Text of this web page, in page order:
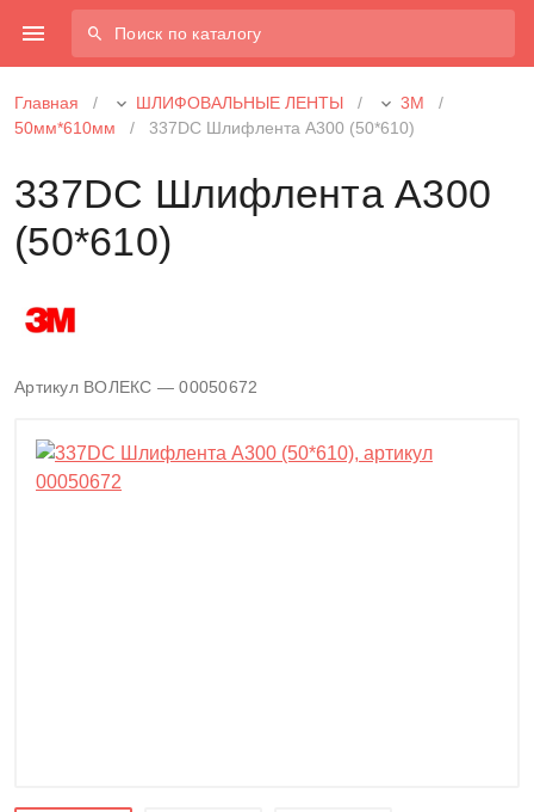
Поиск по каталогу
Главная / ШЛИФОВАЛЬНЫЕ ЛЕНТЫ / 3М
/
50мм*610мм
/ 337DC Шлифлента A300 (50*610)
337DC Шлифлента A300
(50*610)
Артикул ВОЛЕКС — 00050672